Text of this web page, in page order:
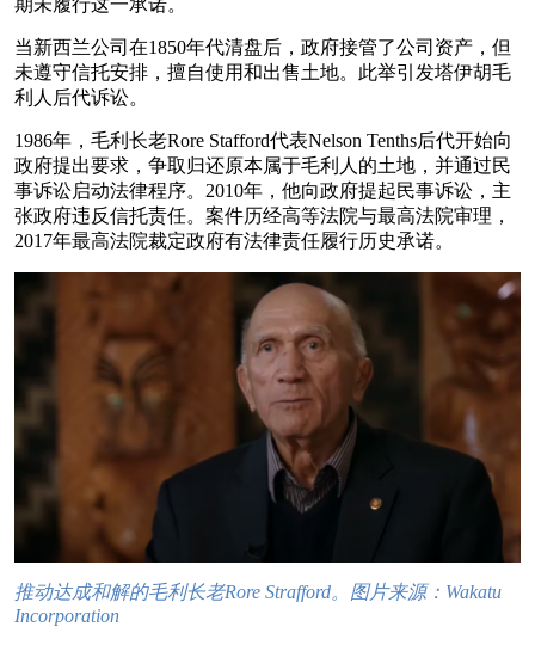
当新西兰公司在1850年代清盘后，政府接管了公司资产，但
未遵守信托安排，擅自使用和出售土地。此举引发塔伊胡毛
利人后代诉讼。
1986年，毛利长老Rore Stafford代表Nelson Tenths后代开始向
政府提出要求，争取归还原本属于毛利人的土地，并通过民
事诉讼启动法律程序。2010年，他向政府提起民事诉讼，主
张政府违反信托责任。案件历经高等法院与最高法院审理，
2017年最高法院裁定政府有法律责任履行历史承诺。
推动达成和解的毛利长老Rore Strafford。图片来源：Wakatu
Incorporation